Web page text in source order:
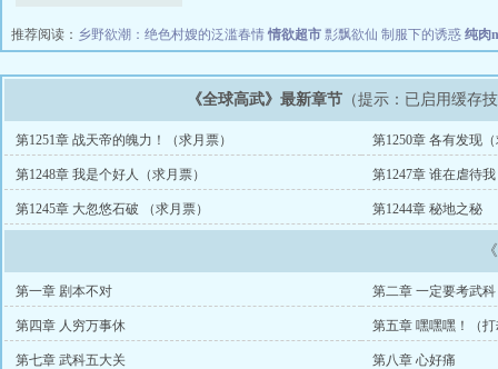
推荐阅读： 乡野欲潮：绝色村嫂的泛滥春情 情欲超市 彯飘欲仙 制服下的诱惑 纯肉
《全球高武》最新章节 （提示：已启用缓存
第1251章 战天帝的魄力！（求月票） 第1250章 各有发现
第1248章 我是个好人（求月票） 第1247章 谁在虐待
第1245章 大忽悠石破 （求月票） 第1244章 秘地之秘
第一章 剧本不对 第二章 一定要考武科
第四章 人穷万事休 第五章 嘿嘿嘿！（
第七章 武科五大关 第八章 心好痛